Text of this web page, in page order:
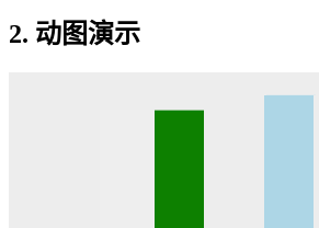
2. 动图演示